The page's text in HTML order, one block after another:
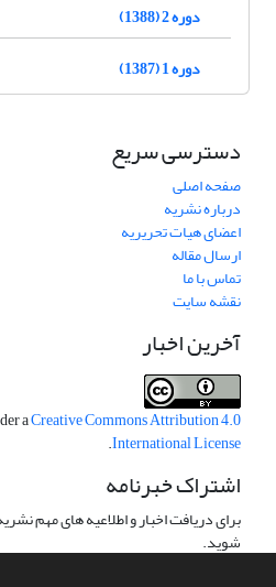
دوره 2 (1388)
دوره 1 (1387)
دسترسی سریع
صفحه اصلی
درباره نشریه
اعضای هیات تحریریه
ارسال مقاله
تماس با ما
نقشه سایت
آخرین اخبار
aCreative Commons Attribution 4.0
International License
.
اشتراک خبرنامه
برای دریافت اخبار و اطلاعیه های مهم
شوید.